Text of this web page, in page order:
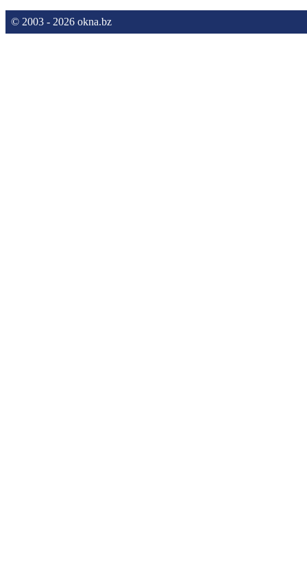
© 2003 - 2026 okna.bz